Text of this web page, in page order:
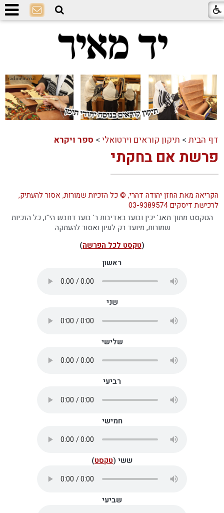
דף הבית > תיקון קוראים וירטואלי > ספר ויקרא
פרשת אם בחקתי
הקריאה מאת החזן יהודה דהרי, © כל הזכיות שמורות, אסור להעתיק,
לרכישת דיסקים 03-9389574
הטקסט מתוך תאג' יכין ובועז באדיבות ר' בועז דחבש הי"ו, כל הזכיות
שמורות, מיועד רק לעיון ואסור להעתקה.
(טקסט לכל הפרשה)
ראשון
שני
שלישי
רביעי
חמישי
ששי (טקסט)
שביעי